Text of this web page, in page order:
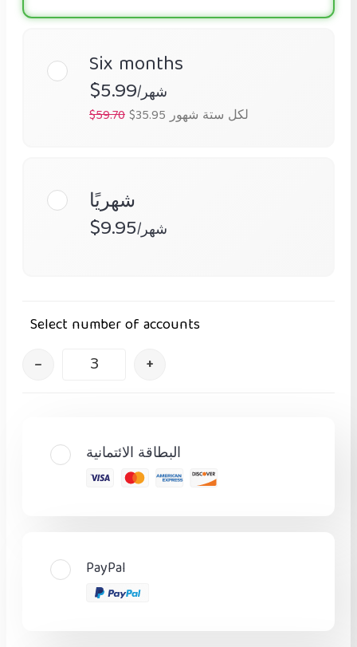
Six months
$5.99/شهر
$59.70 $35.95 لكل ستة شهور
شهريًا
$9.95 /شهر
Select number of accounts
– +
البطاقة الائتمانية
PayPal